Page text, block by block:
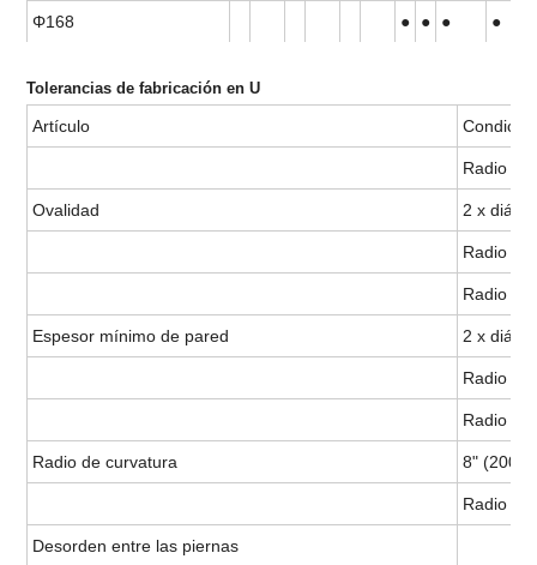
Φ168 ● ● ● ●
Tolerancias de fabricación en U
Artículo
Radio de
Ovalidad 2 x
Radio
Radio de
Espesor mínimo de pared 2 x
Radio de
Radio de
Radio de curvatura 8" (200
Radio de
Desorden entre las piernas